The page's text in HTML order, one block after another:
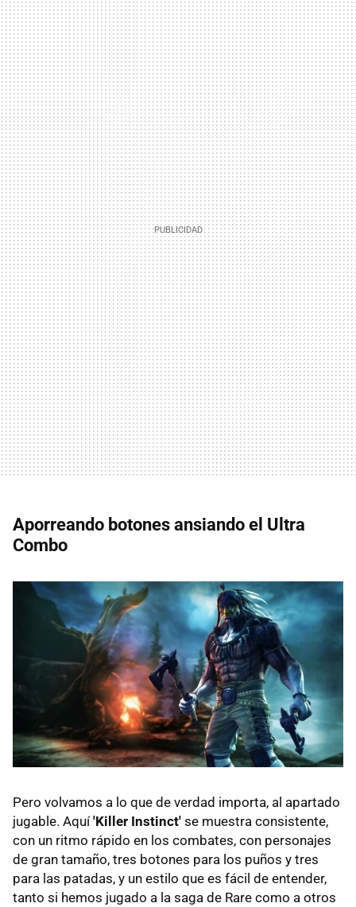
Aporreando botones ansiando el Ultra
Combo
Pero volvamos a lo que de verdad importa, al apartado
jugable. Aquí'Killer Instinct' se muestra consistente,
con un ritmo rápido en los combates, con personajes
de gran tamaño, tres botones para los puños y tres
para las patadas, y un estilo que es fácil de entender,
tanto si hemos jugado a la saga de Rare como a otros